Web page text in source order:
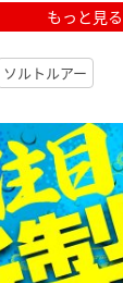
もっと見る
ソルトルアー